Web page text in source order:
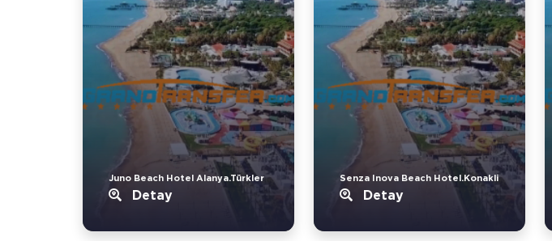
Juno Beach Hotel Alanya.Türkler
Detay
Senza Inova Beach Hotel.Konakli
Detay